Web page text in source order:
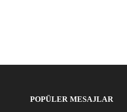
POPÜLER MESAJLAR